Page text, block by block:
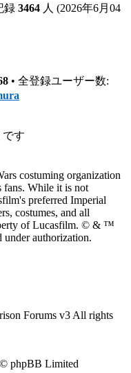
録 3464 人 (2026年6月04
• 全登録ユーザー数:
です
costuming organization
fans. While it is not
preferred Imperial
costumes, and all
of Lucasfilm. © & ™
authorization.
Forums v3 All rights
phpBB Limited